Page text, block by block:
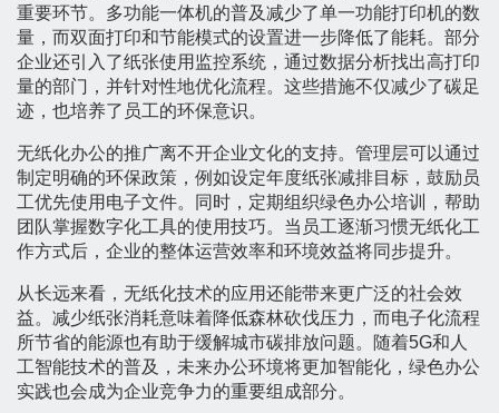
重要环节。多功能一体机的普及减少了单一功能打印机的数
量，而双面打印和节能模式的设置进一步降低了能耗。部分
企业还引入了纸张使用监控系统，通过数据分析找出高打印
量的部门，并针对性地优化流程。这些措施不仅减少了碳足
迹，也培养了员工的环保意识。
无纸化办公的推广离不开企业文化的支持。管理层可以通过
制定明确的环保政策，例如设定年度纸张减排目标，鼓励员
工优先使用电子文件。同时，定期组织绿色办公培训，帮助
团队掌握数字化工具的使用技巧。当员工逐渐习惯无纸化工
作方式后，企业的整体运营效率和环境效益将同步提升。
从长远来看，无纸化技术的应用还能带来更广泛的社会效
益。减少纸张消耗意味着降低森林砍伐压力，而电子化流程
所节省的能源也有助于缓解城市碳排放问题。随着5G和人
工智能技术的普及，未来办公环境将更加智能化，绿色办公
实践也会成为企业竞争力的重要组成部分。